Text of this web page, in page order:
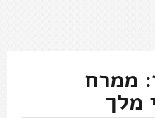
ממרח
מלך